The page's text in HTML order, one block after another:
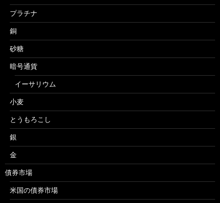
プラチナ
銅
砂糖
暗号通貨
イーサリウム
小麦
とうもろこし
銀
金
債券市場
米国の債券市場